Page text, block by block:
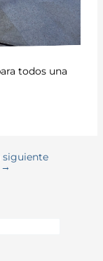
todos una
siguiente
→